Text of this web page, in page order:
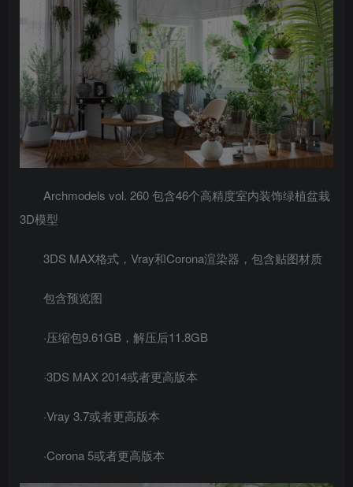
Archmodels vol. 260 包含46个高精度室内装饰绿植盆栽
3D模型
3DS MAX格式，Vray和Corona渲染器，包含贴图材质
包含预览图
·压缩包9.61GB，解压后11.8GB
·3DS MAX 2014或者更高版本
·Vray 3.7或者更高版本
·Corona 5或者更高版本